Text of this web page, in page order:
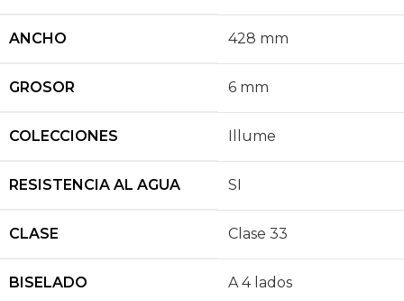
ANCHO 428 mm
GROSOR 6 mm
COLECCIONES Illume
RESISTENCIA AL AGUA SI
CLASE Clase 33
BISELADO A 4 lados